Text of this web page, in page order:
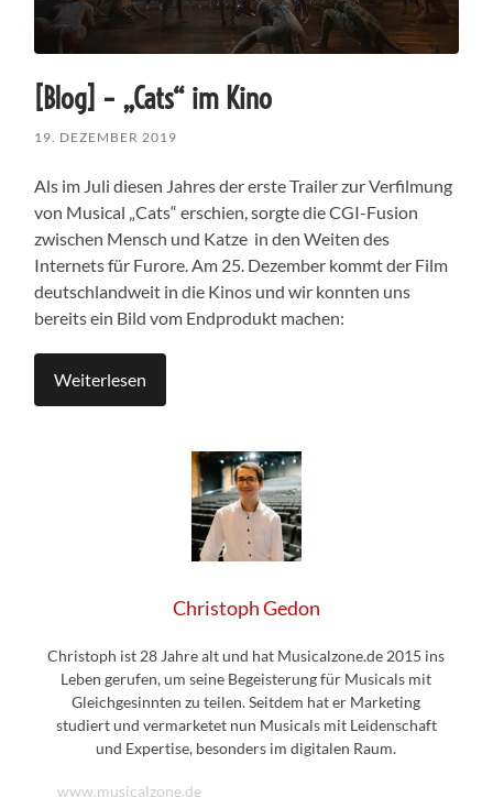
[Blog] – „Cats“ im Kino
19. DEZEMBER 2019
Als im Juli diesen Jahres der erste Trailer zur Verfilmung
von Musical „Cats“ erschien, sorgte die CGI-Fusion
zwischen Mensch und Katze in den Weiten des
Internets für Furore. Am 25. Dezember kommt der Film
deutschlandweit in die Kinos und wir konnten uns
bereits ein Bild vom Endprodukt machen:
Weiterlesen
Christoph Gedon
Christoph ist 28 Jahre alt und hat Musicalzone.de 2015 ins
Leben gerufen, um seine Begeisterung für Musicals mit
Gleichgesinnten zu teilen. Seitdem hat er Marketing
studiert und vermarketet nun Musicals mit Leidenschaft
und Expertise, besonders im digitalen Raum.
www.musicalzone.de